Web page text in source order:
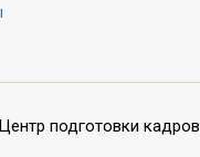
подготовки кадров